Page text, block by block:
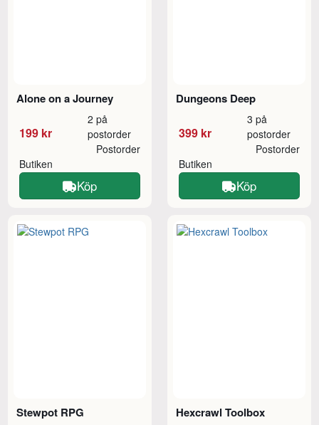
Alone on a Journey
199 kr
2 på
postorder
Butiken
Postorder
Köp
Dungeons Deep
399 kr
3 på
postorder
Butiken
Postorder
Köp
Stewpot RPG Hexcrawl Toolbox